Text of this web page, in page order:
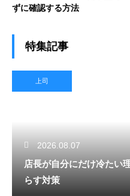
ずに確認する方法
特集記事
上司
2026.08.07
店長が自分にだけ冷たい
らす対策